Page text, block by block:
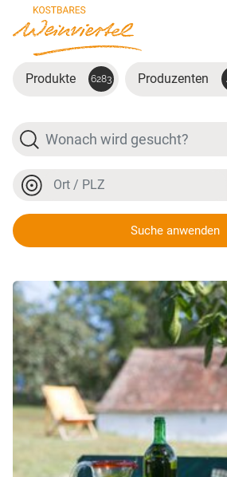
Zum Hauptinhalt springen
Produkte 6283 Produzenten
Suche
Ort oder PLZ
Suche anwenden
Bio GV Weinviertel